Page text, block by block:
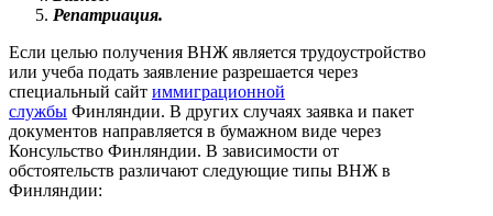
Репатриация.
Если целью получения ВНЖ является трудоустройство
или учеба подать заявление разрешается через
специальный сайт иммиграционной
службы Финляндии. В других случаях заявка и пакет
документов направляется в бумажном виде через
Консульство Финляндии. В зависимости от
обстоятельств различают следующие типы ВНЖ в
Финляндии: